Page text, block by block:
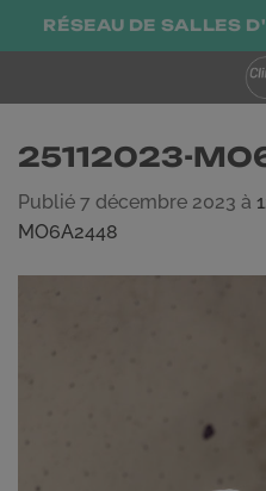
PasserRÉSEAU DE SALLES
25112023-
Publié 7 décembre 2023 à
MO6A2448